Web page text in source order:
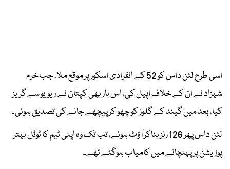
اسی طرح لٹن داس کو 52 کے انفرادی اسکور پر موقع ملا، جب خرم
شہزاد نے ان کے خلاف اپیل کی، اس بار بھی کپتان نے ریویو سے گریز
کیا، بعد میں گیند کے گلوز کو چھو کر پیچھے جانے کی تصدیق ہوئی۔
لٹن داس پھر 126 رنز بناکر آؤٹ ہوئے، تب تک وہ اپنی ٹیم کا ٹوٹل بہتر
پوزیشن پر پہنچانے میں کامیاب ہوگئے تھے۔